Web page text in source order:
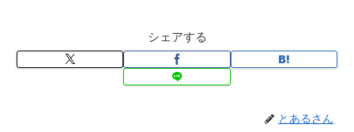
シェアする
とあるさん